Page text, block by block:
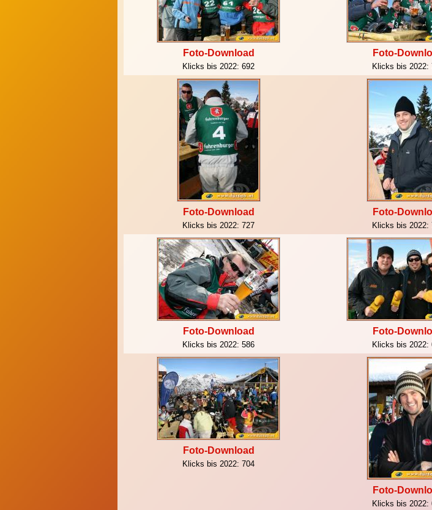
Foto-Download
Klicks bis 2022: 692
Foto-
Klicks bis 2022:
Foto-Download
Klicks bis 2022: 727
Foto-
Klicks bis 2022:
Foto-Download
Klicks bis 2022: 586
Foto-
Klicks bis 2022:
Foto-Download
Klicks bis 2022: 704
Foto-
Klicks bis 2022: